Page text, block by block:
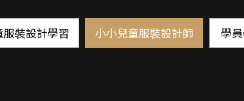
裝設計學習 小小兒童服裝設計師 學